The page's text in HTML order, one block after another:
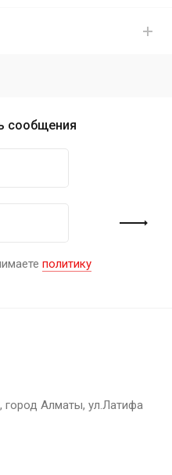
сообщения
политику
город Алматы, ул.Латифа